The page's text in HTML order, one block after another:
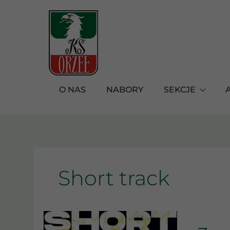
O NAS NABORY SEKCJE
Short track